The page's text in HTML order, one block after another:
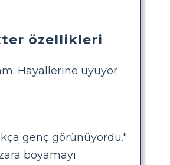
özellikleri
Hayallerine uyuyor
genç görünüyordu."
boyamayı